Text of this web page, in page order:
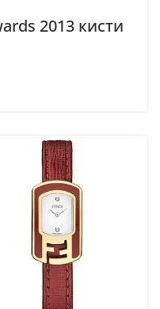
2013 кисти